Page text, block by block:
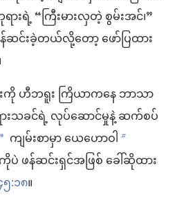
ားရဲ့ “ကြီးမားလှတဲ့ စွမ်းအင်၊”
ဆင်းခဲ့တယ်လို့တော့ ဖော်ပြထား
ကို ဟီဘရူး ကြိယာကနေ ဘာသာ
ားသခင်ရဲ့ လုပ်ဆောင်မှုနဲ့ ဆက်စပ်
a ကျမ်းစာမှာ ယေဟောဝါ b
ဖန်ဆင်းရှင်အဖြစ် ခေါ်ဆိုထား
:၁၈။